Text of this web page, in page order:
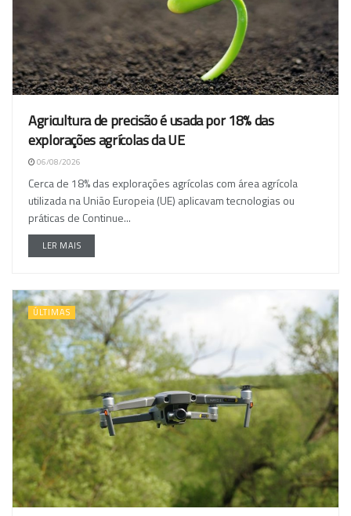
Agricultura de precisão é usada por 18% das
explorações agrícolas da UE
06/08/2026
Cerca de 18% das explorações agrícolas com área agrícola
utilizada na União Europeia (UE) aplicavam tecnologias ou
práticas de Continue...
LER MAIS
ÚLTIMAS